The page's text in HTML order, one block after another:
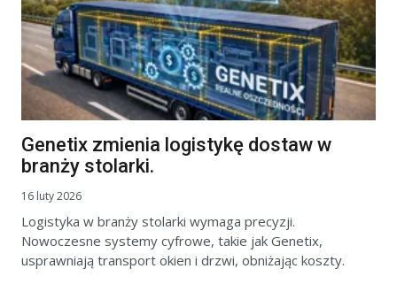
Genetix zmienia logistykę dostaw w
branży stolarki.
16 luty 2026
Logistyka w branży stolarki wymaga precyzji.
Nowoczesne systemy cyfrowe, takie jak Genetix,
usprawniają transport okien i drzwi, obniżając koszty.